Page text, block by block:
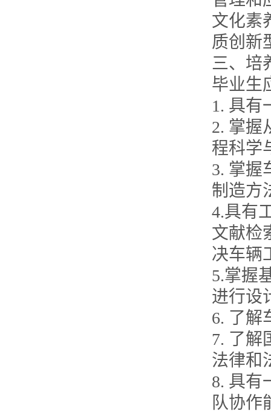
文化素
质创新
三、培
毕业生
1. 具有
2. 掌握
程科学
3. 掌握
制造方
4.具有
文献检
决车辆
5.掌握
进行设
6. 了解
7. 了解
法律和
8. 具有
队协作